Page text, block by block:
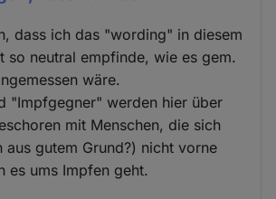
dass ich das "wording" in diesem
so neutral empfinde, wie es gem.
wäre.
"Impfgegner" werden hier über
mit Menschen, die sich
aus gutem Grund?) nicht vorne
es ums Impfen geht.